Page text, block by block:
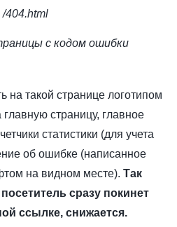
404.html
с кодом ошибки
на такой странице логотипом
страницу, главное
статистики (для учета
об ошибке (написанное
на видном месте). Так
сразу покинет
ссылке, снижается.